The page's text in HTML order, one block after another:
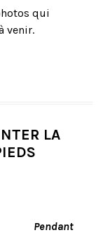
qui
venir.
LA
Pendant